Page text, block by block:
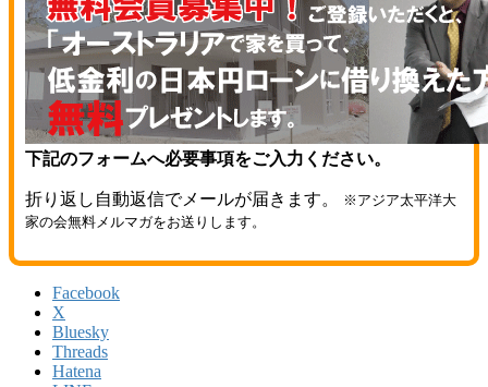
下記のフォームへ必要事項をご入力ください。
折り返し自動返信でメールが届きます。
※アジア太平洋大
家の会無料メルマガをお送りします。
Facebook
X
Bluesky
Threads
Hatena